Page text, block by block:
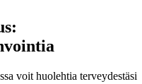
voit huolehtia terveydestäsi